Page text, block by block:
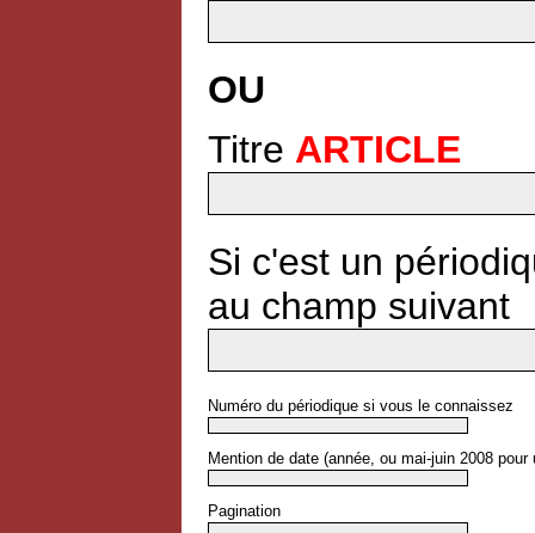
OU
Titre ARTICLE
Si c'est un
au champ suivant
Numéro du périodique si vous le connaissez
Mention de date (année, ou mai-juin 2008 pour
Pagination